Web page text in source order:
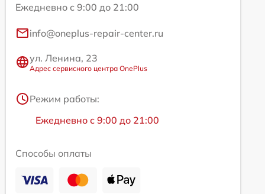
Ежедневно с 9:00 до 21:00
info@oneplus-repair-center.ru
ул. Ленина, 23
Адрес сервисного центра OnePlus
Режим работы:
Ежедневно с 9:00 до 21:00
Способы оплаты